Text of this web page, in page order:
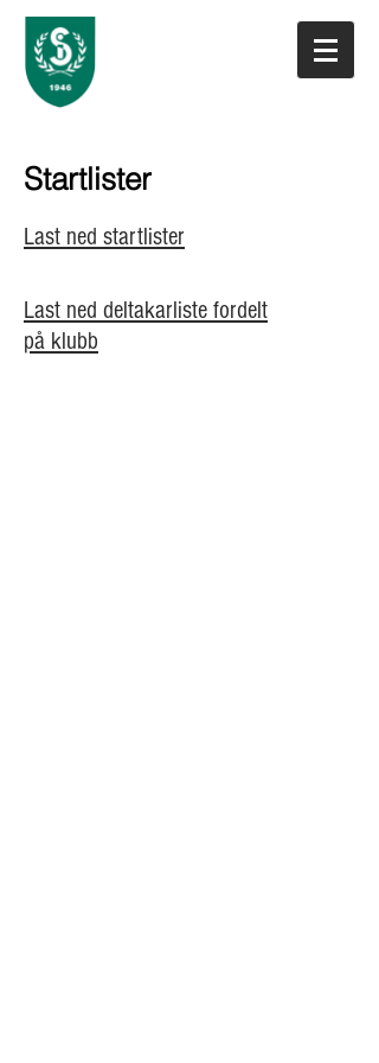
Startlister
Last ned deltakarliste fordelt
på klubb
Last ned startlister